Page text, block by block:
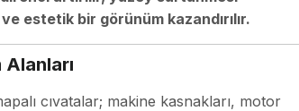
estetik bir görünüm kazandırılır.
Alanları
cıvatalar; makine kasnakları, motor